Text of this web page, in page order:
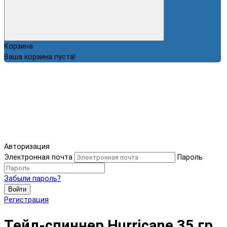
Корзина
Ваша корзина пуста!
Авторизация
Электронная почта
Пароль
Забыли пароль?
Войти
Регистрация